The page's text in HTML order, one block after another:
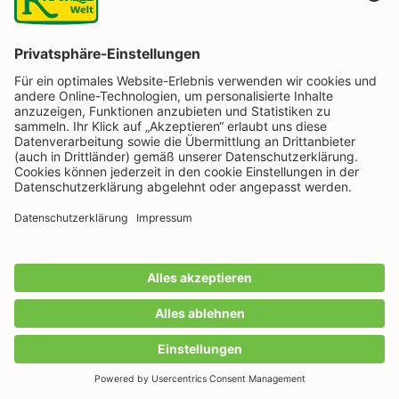
21. November 2026
Werde zum Meister der Aromen
– Kaffee Seminar mit Live-
Röstung